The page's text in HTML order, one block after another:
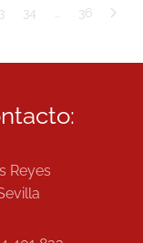
34 36
Reyes